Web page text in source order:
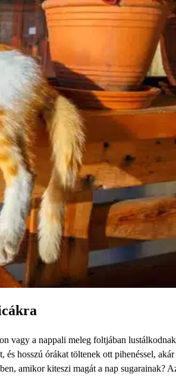
vagy a nappali meleg foltjában
hosszú órákat töltenek ott pihenéssel, akár
amikor kiteszi magát a nap sugarainak?